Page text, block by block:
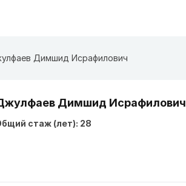
Димшид Исрафилович
Димшид Исрафилович
стаж (лет): 28